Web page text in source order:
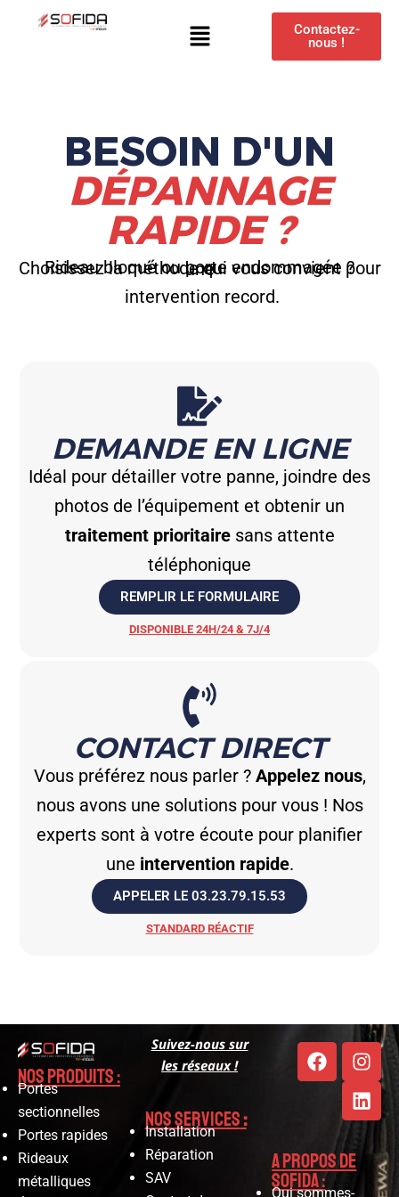
Contactez-
nous !
BESOIN D'UN
DÉPANNAGE
RAPIDE ?
Rideau bloqué ou porte endommagée ? Choisissez la méthode qui vous convient pour une
intervention record.
DEMANDE EN LIGNE
Idéal pour détailler votre panne, joindre des
photos de l’équipement et obtenir un
traitement prioritaire sans attente
téléphonique
REMPLIR LE FORMULAIRE
DISPONIBLE 24H/24 & 7J/4
CONTACT DIRECT
Vous préférez nous parler ? Appelez nous,
nous avons une solutions pour vous ! Nos
experts sont à votre écoute pour planifier
une intervention rapide.
APPELER LE 03.23.79.15.53
STANDARD RÉACTIF
Nos produits :
Portes
sectionnelles
Portes rapides
Rideaux
métalliques
Suivez-nous sur
les réseaux !
Nos services:
Installation
Réparation
SAV
A propos de
SOFIDA :
Qui sommes-